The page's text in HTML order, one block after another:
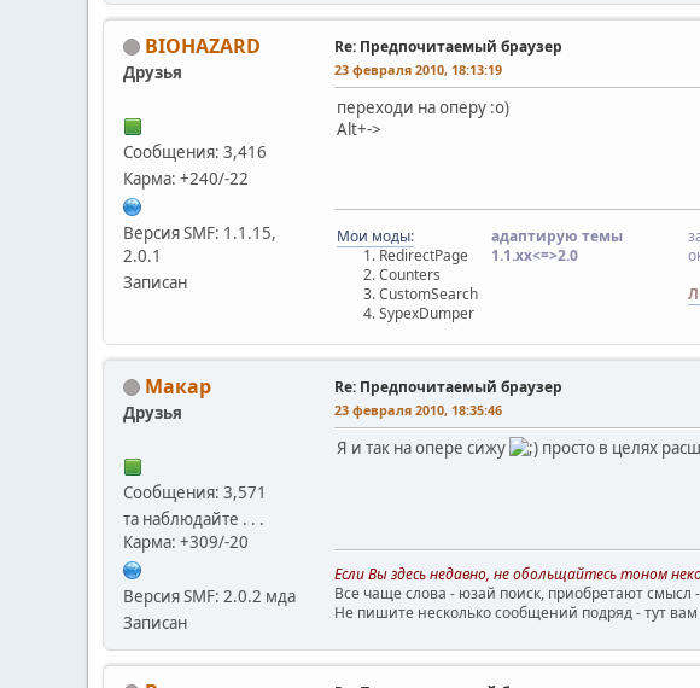
BIOHAZARD
Друзья
Сообщения: 3,416
Карма: +240/-22
Версия SMF: 1.1.15,
2.0.1
Записан
Re: Предпочитаемый браузер
23 февраля 2010, 18:13:19
переходи на оперу :о)
Alt+->
Мои моды:
RedirectPage
Counters
CustomSearch
SypexDumper
адаптирую темы
1.1.хx<=>2.0
Макар
Друзья
Сообщения: 3,571
та наблюдайте . . .
Карма: +309/-20
Версия SMF: 2.0.2 мда
Записан
Re: Предпочитаемый браузер
23 февраля 2010, 18:35:46
Я и так на опере сижу просто в целях
Если Вы здесь недавно, не обольщайтесь тоном
Все чаще слова - юзай поиск, приобретают
Не пишите несколько сообщений подряд - тут